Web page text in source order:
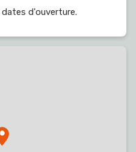
d'ouverture.